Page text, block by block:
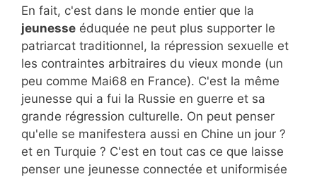
En fait, c'est dans le monde entier que la
jeunesse éduquée ne peut plus supporter le
patriarcat traditionnel, la répression sexuelle et
les contraintes arbitraires du vieux monde (un
peu comme Mai68 en France). C'est la même
jeunesse qui a fui la Russie en guerre et sa
grande régression culturelle. On peut penser
qu'elle se manifestera aussi en Chine un jour ?
et en Turquie ? C'est en tout cas ce que laisse
penser une jeunesse connectée et uniformisée